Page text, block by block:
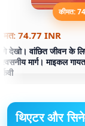
कीमत:
74.77 INR
देखो। वांछित जीवन के
मार्ग। माइकल
थिएटर और